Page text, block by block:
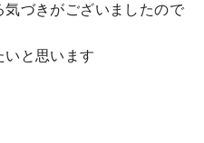
づきがございましたので
いと思います